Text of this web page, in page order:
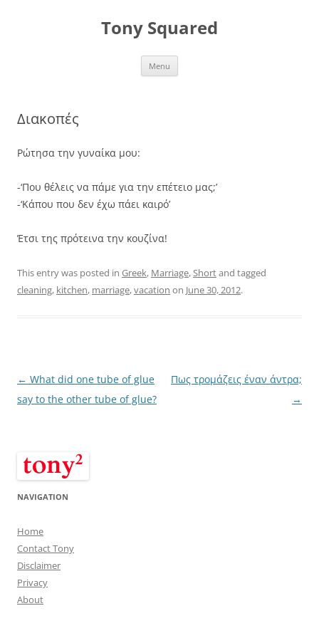
Tony Squared
Menu
Διακοπές
Ρώτησα την γυναίκα μου:
-‘Που θέλεις να πάμε για την επέτειο μας;’
-‘Κάπου που δεν έχω πάει καιρό’
Έτσι της πρότεινα την κουζίνα!
This entry was posted in Greek, Marriage,Shortand tagged
cleaning, kitchen, marriage,vacation on June 30, 2012.
Post
navigation
← What did one tube of glue
say to the other tube of glue?
Πως τρομάζεις έναν άντρα;
→
NAVIGATION
Home
Contact Tony
Disclaimer
Privacy
About